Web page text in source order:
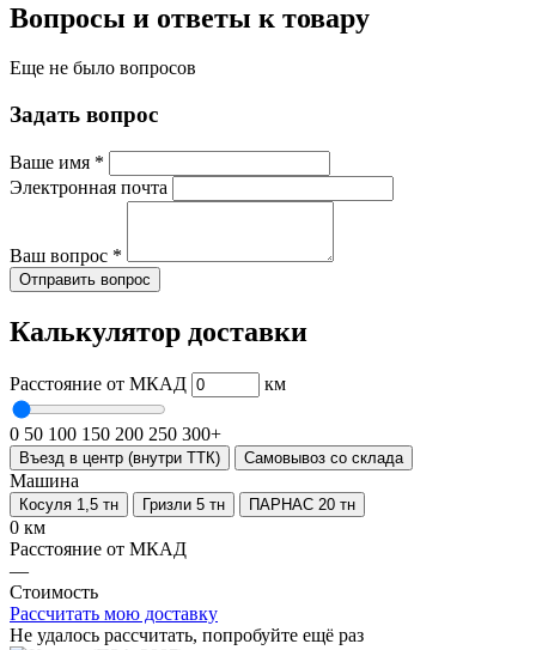
Вопросы и ответы к товару
Еще не было вопросов
Задать вопрос
Ваше имя *
Электронная почта
Ваш вопрос *
Отправить вопрос
Калькулятор доставки
Расстояние от МКАД км
0 50 100 150 200 250 300+
Въезд в центр (внутри ТТК) Самовывоз со склада
Машина
Косуля 1,5 тн Гризли 5 тн ПАРНАС 20 тн
0 км
Расстояние от МКАД
—
Стоимость
Рассчитать мою доставку
Не удалось рассчитать, попробуйте ещё раз